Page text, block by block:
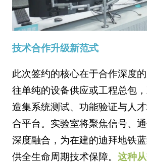
技术合作升级新范式
此次签约的核心在于合作深度
往单纯的设备供应或工程总包
造集系统测试、功能验证与人
合平台。实验室将聚焦信号、
深度融合，为在建的迪拜地铁
供全生命周期技术保障。 这种